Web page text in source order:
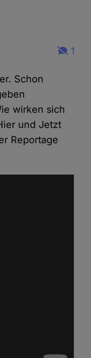
1
Schon
wirken sich
und Jetzt
Reportage